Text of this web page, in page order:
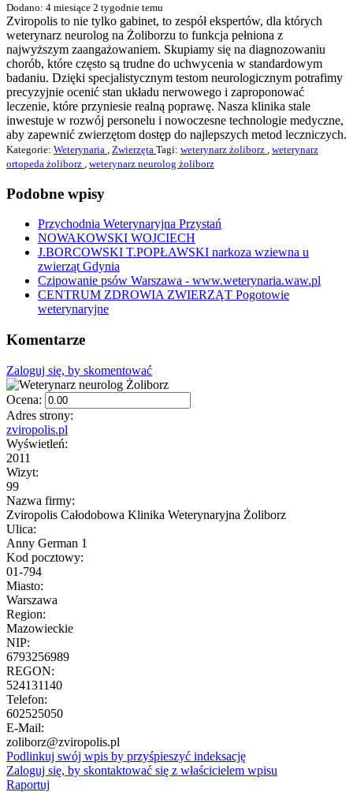
Dodano: 4 miesiące 2 tygodnie temu
Zviropolis to nie tylko gabinet, to zespół ekspertów, dla których
weterynarz neurolog na Żoliborzu to funkcja pełniona z
najwyższym zaangażowaniem. Skupiamy się na diagnozowaniu
chorób, które często są trudne do uchwycenia w standardowym
badaniu. Dzięki specjalistycznym testom neurologicznym potrafimy
precyzyjnie ocenić stan układu nerwowego i zaproponować
leczenie, które przyniesie realną poprawę. Nasza klinika stale
inwestuje w rozwój personelu i nowoczesne technologie medyczne,
aby zapewnić zwierzętom dostęp do najlepszych metod leczniczych.
Kategorie: Weterynaria Zwierzęta Tagi: weterynarz żoliborz weterynarz
ortopeda żoliborz weterynarz neurolog żoliborz
Podobne wpisy
Przychodnia Weterynaryjna Przystań
NOWAKOWSKI WOJCIECH
J.BORCOWSKI T.POPŁAWSKI narkoza wziewna u
zwierząt Gdynia
Czipowanie psów Warszawa - www.weterynaria.waw.pl
CENTRUM ZDROWIA ZWIERZĄT Pogotowie
weterynaryjne
Komentarze
Zaloguj się, by skomentować
Ocena:
Adres strony:
zviropolis.pl
Wyświetleń:
2011
Wizyt:
99
Nazwa firmy:
Zviropolis Całodobowa Klinika Weterynaryjna Żoliborz
Ulica:
Anny German 1
Kod pocztowy:
01-794
Miasto:
Warszawa
Region:
Mazowieckie
NIP:
6793256989
REGON:
524131140
Telefon:
602525050
E-Mail:
zoliborz@zviropolis.pl
Podlinkuj swój wpis by przyśpieszyć indeksację
Zaloguj się, by skontaktować się z właścicielem wpisu
Raportuj